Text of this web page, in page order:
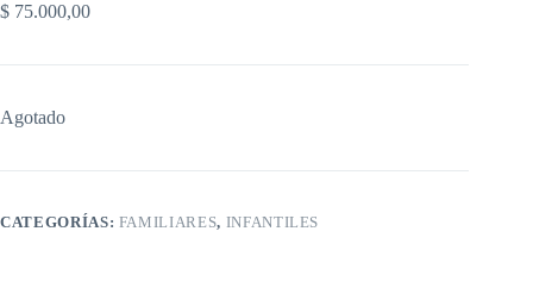
$ 75.000,00
Agotado
CATEGORÍAS: FAMILIARES, INFANTILES